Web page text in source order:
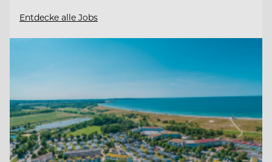
Entdecke alle Jobs